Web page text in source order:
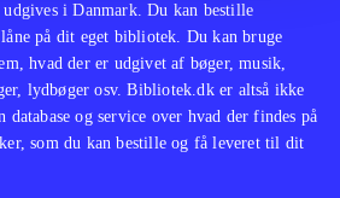
i Danmark. Du kan bestille
på dit eget bibliotek. Du kan bruge
hvad der er udgivet af bøger, musik,
lydbøger osv. Bibliotek.dk er altså ikke
og service over hvad der findes på
som du kan bestille og få leveret til dit